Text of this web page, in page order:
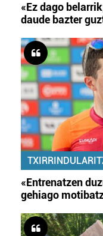
«Ez dago
daude bazter
«Entrenatzen
gehiago